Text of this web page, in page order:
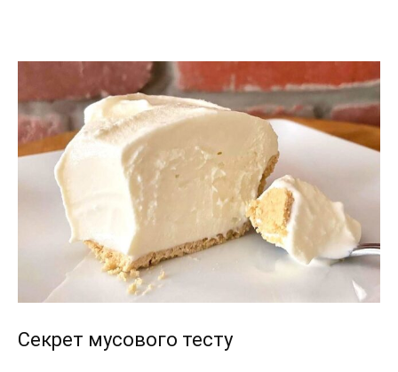
Секрет мусового тесту